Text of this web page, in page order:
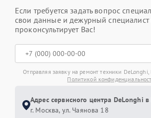
Если требуется задать вопрос
свои данные и дежурный специалист
проконсультирует Вас!
Отправляя заявку на ремонт техники DeLonghi,
Политикой
Адрес сервисного центра DeLonghi
г. Москва, ул. Чаянова 18